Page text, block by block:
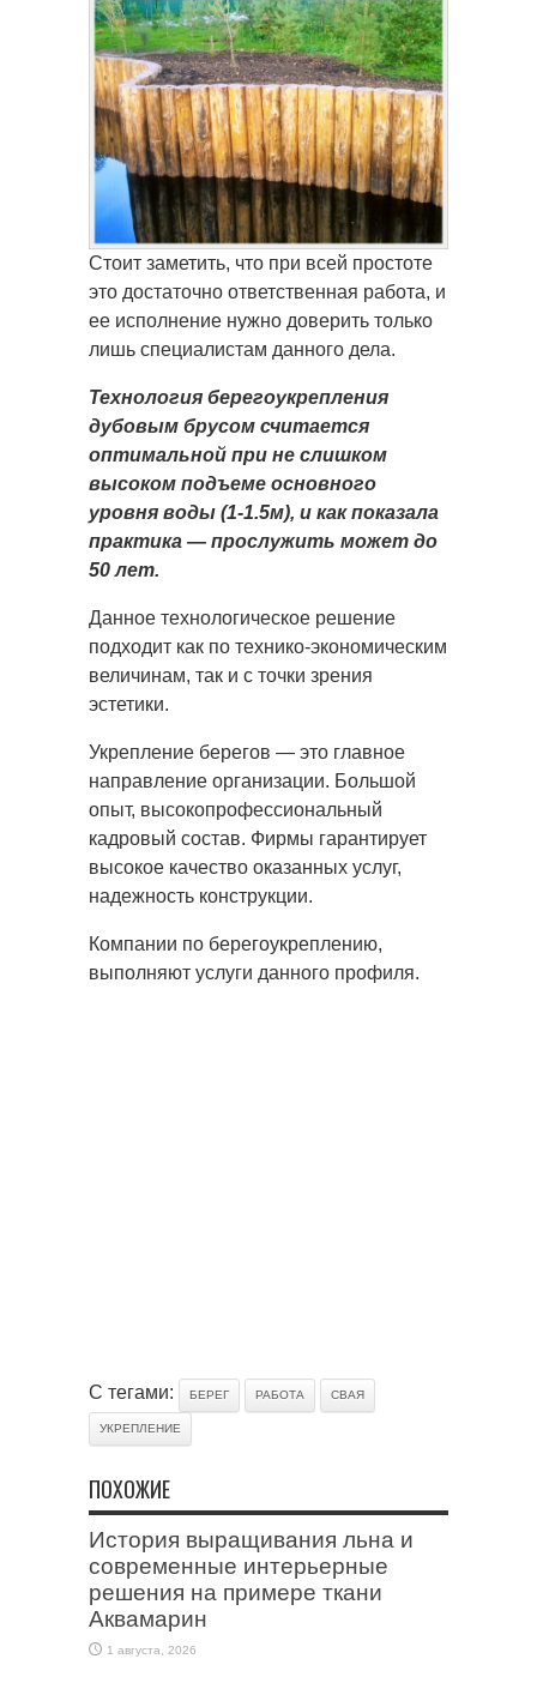
Стоит заметить, что при всей простоте
это достаточно ответственная работа, и
ее исполнение нужно доверить только
лишь специалистам данного дела.
Технология берегоукрепления
дубовым брусом считается
оптимальной при не слишком
высоком подъеме основного
уровня воды (1-1.5м), и как показала
практика — прослужить может до
50 лет.
Данное технологическое решение
подходит как по технико-экономическим
величинам, так и с точки зрения
эстетики.
Укрепление берегов — это главное
направление организации. Большой
опыт, высокопрофессиональный
кадровый состав. Фирмы гарантирует
высокое качество оказанных услуг,
надежность конструкции.
Компании по берегоукреплению,
выполняют услуги данного профиля.
С тегами: БЕРЕГ РАБОТА СВАЯ
УКРЕПЛЕНИЕ
ПОХОЖИЕ
История выращивания льна и
современные интерьерные
решения на примере ткани
Аквамарин
1 августа, 2026